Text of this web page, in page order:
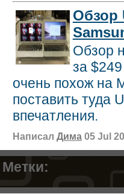
Обзор
Обзор
за
очень похож на
поставить туда
впечатления.
Написал Дима05 Jul
Метки: